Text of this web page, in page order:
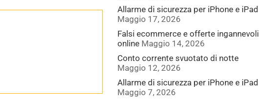
Allarme di sicurezza per iPhone e iPad
Maggio 17, 2026
Falsi ecommerce e offerte ingannevoli
online Maggio 14, 2026
Conto corrente svuotato di notte
Maggio 12, 2026
Allarme di sicurezza per iPhone e iPad
Maggio 7, 2026